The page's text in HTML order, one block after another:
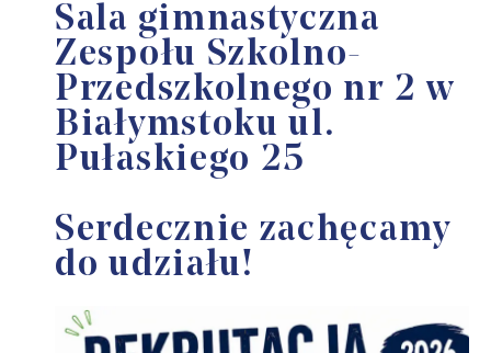
Sala gimnastyczna
Zespołu Szkolno-
Przedszkolnego nr 2 w
Białymstoku ul.
Pułaskiego 25
Serdecznie zachęcamy
do udziału!